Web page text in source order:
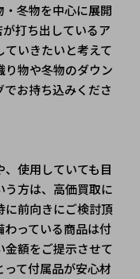
冬物を中心に展開
打ち出しているア
いきたいと考えて
り物や冬物のダウン
お持ち込みくださ
使用していても目
う方は、高価買取に
に前向きにご検討頂
っている商品は付
金額をご提示させて
て付属品が安心材